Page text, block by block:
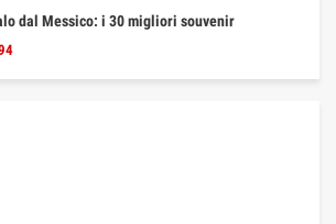
dal Messico: i 30 migliori souvenir